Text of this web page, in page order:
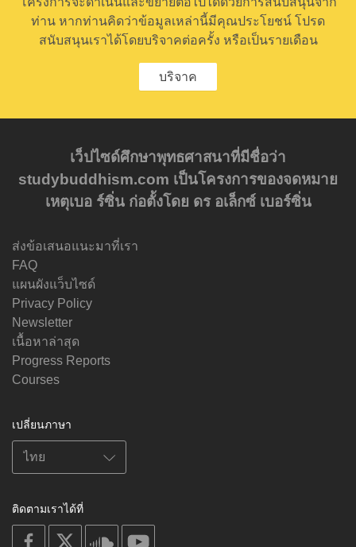
ท่าน หากท่านคิดว่าข้อมูลเหล่านี้มีคุณประโยชน์ โปรด
สนับสนุนเราได้โดยบริจาคต่อครั้ง หรือเป็นรายเดือน
บริจาค
เว็ปไซด์ศึกษาพุทธศาสนาที่มีชื่อว่า
studybuddhism.com เป็นโครงการของจดหมาย
เหตุเบอ ร์ซิ่น ก่อตั้งโดย ดร อเล็กซ์ เบอร์ซิ่น
ส่งข้อเสนอแนะมาที่เรา
FAQ
แผนผังแว็บไซด์
Privacy Policy
Newsletter
เนื้อหาล่าสุด
Progress Reports
Courses
เปลี่ยนภาษา
ติดตามเราได้ที่
on